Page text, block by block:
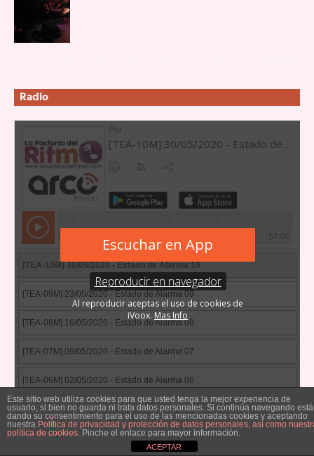
Radio
Este sitio web utiliza cookies para que usted tenga la mejor experiencia de
usuario, si bien no guarda ni trata datos personales. Si continúa navegando está
dando su consentimiento para el uso de las mencionadas cookies y aceptando
nuestra Política de privacidad y protección de datos personales, así como
política de cookies. Pinche el enlace para mayor información.
ACEPTAR